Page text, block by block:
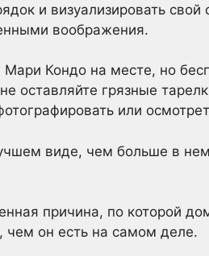
и визуализировать
воображения.
Кондо на месте, но
оставляйте грязные
или
виде, чем больше в
причина, по которой
чем он есть на самом деле.